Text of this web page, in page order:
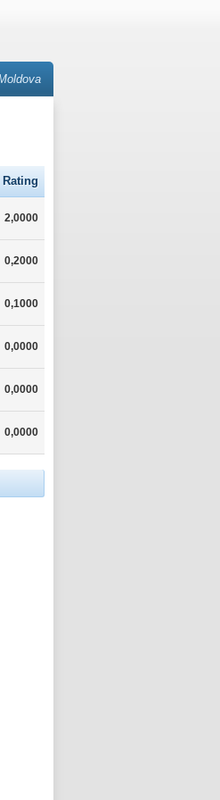
Rating
2,0000
0,2000
0,1000
0,0000
0,0000
0,0000